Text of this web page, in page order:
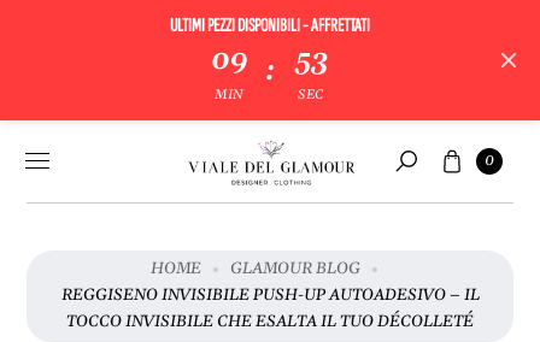
contenuto
ULTIMI PEZZI DISPONIBILI - AFFRETTATI
09
MIN
: 52
SEC
Cerca
Carrello
0
HOME
GLAMOUR BLOG
REGGISENO INVISIBILE PUSH-UP AUTOADESIVO – IL
TOCCO INVISIBILE CHE ESALTA IL TUO DÉCOLLETÉ